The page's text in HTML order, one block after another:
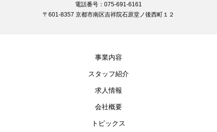
電話番号：075-691-6161
〒601-8357 京都市南区吉祥院石原堂ノ後西町１２
事業内容
スタッフ紹介
求人情報
会社概要
トピックス